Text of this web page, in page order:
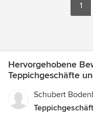
1
Hervorgehobene
Teppichgeschäfte
Schubert